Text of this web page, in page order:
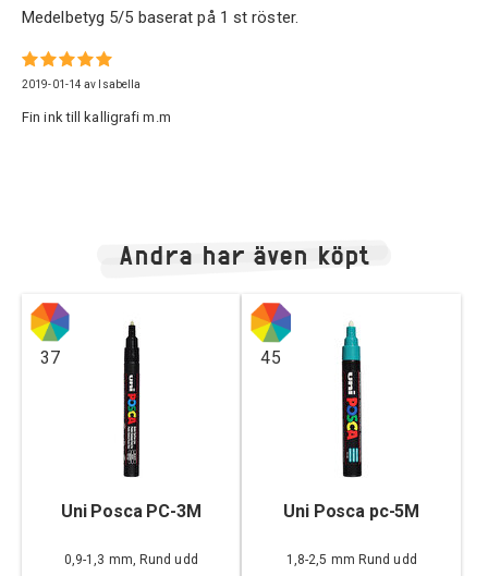
Medelbetyg 5/5 baserat på 1 st röster.
2019-01-14 av Isabella
Fin ink till kalligrafi m.m
Andra har även köpt
37
Uni Posca PC-3M
0,9-1,3 mm, Rund udd
45
Uni Posca pc-5M
1,8-2,5 mm Rund udd